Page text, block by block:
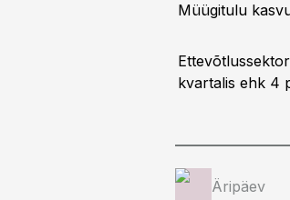
Müügitulu
kvartalis ehk 4
Äripäev